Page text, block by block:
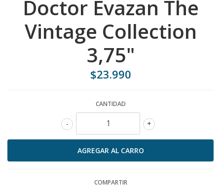
Doctor Evazan The
Vintage Collection
3,75"
$23.990
CANTIDAD
+
-
COMPARTIR